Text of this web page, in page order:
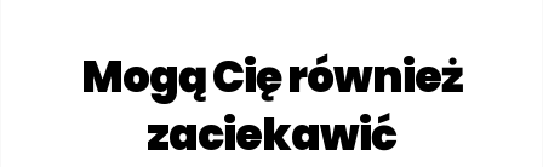
Mogą Cię również
zaciekawić